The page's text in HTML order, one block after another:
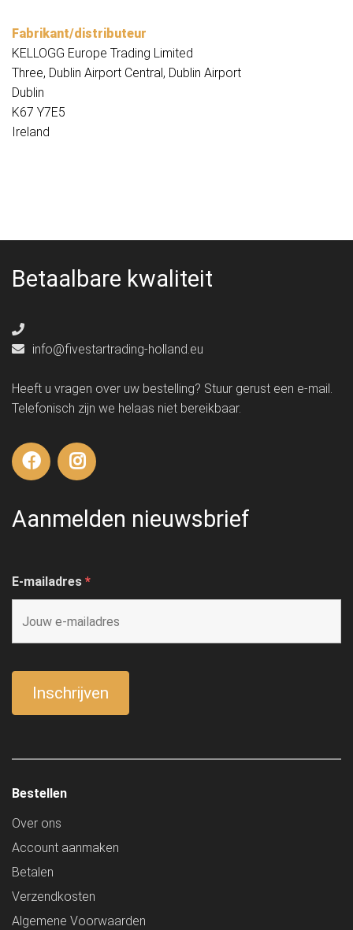
Fabrikant/distributeur
KELLOGG Europe Trading Limited
Three, Dublin Airport Central, Dublin Airport
Dublin
K67 Y7E5
Ireland
Betaalbare kwaliteit
info@fivestartrading-holland.eu
Heeft u vragen over uw bestelling? Stuur gerust een e-mail.
Telefonisch zijn we helaas niet bereikbaar.
Aanmelden nieuwsbrief
E-mailadres *
Bestellen
Over ons
Account aanmaken
Betalen
Verzendkosten
Algemene Voorwaarden